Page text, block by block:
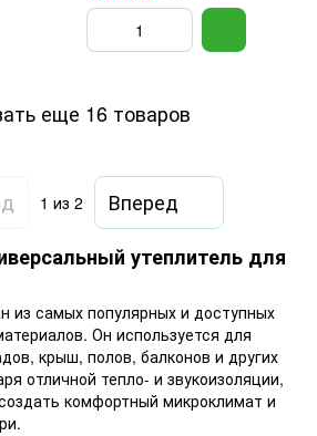
еще 16 товаров
1 из 2
Вперед
утеплитель для
из самых популярных и доступных
Он используется для
крыш, полов, балконов и других
отличной тепло- и звукоизоляции,
комфортный микроклимат и